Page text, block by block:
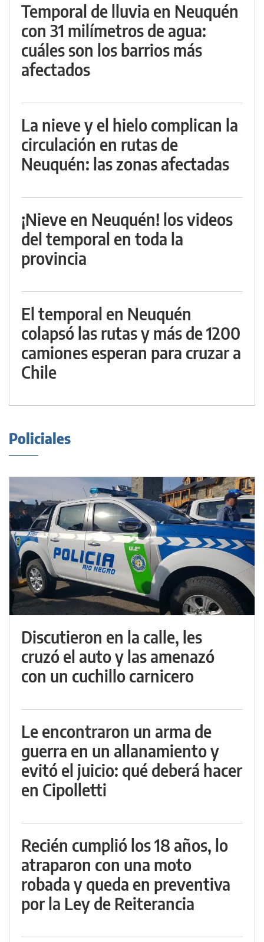
Temporal de lluvia en Neuquén
con 31 milímetros de agua:
cuáles son los barrios más
afectados
La nieve y el hielo complican la
circulación en rutas de
Neuquén: las zonas afectadas
¡Nieve en Neuquén! los videos
del temporal en toda la
provincia
El temporal en Neuquén
colapsó las rutas y más de 1200
camiones esperan para cruzar a
Chile
Policiales
Discutieron en la calle, les
cruzó el auto y las amenazó
con un cuchillo carnicero
Le encontraron un arma de
guerra en un allanamiento y
evitó el juicio: qué deberá hacer
en Cipolletti
Recién cumplió los 18 años, lo
atraparon con una moto
robada y queda en preventiva
por la Ley de Reiterancia